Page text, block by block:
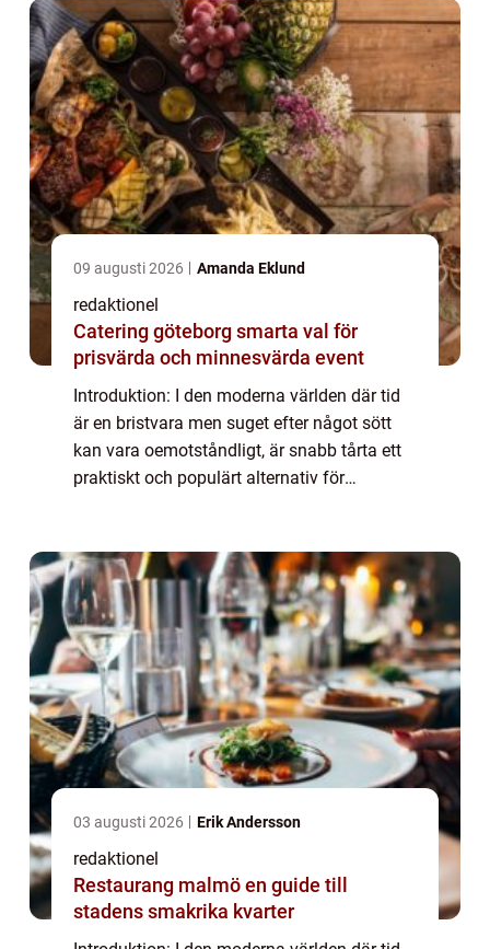
09 augusti 2026 Amanda Eklund
redaktionel
Catering göteborg smarta val för
prisvärda och minnesvärda event
Introduktion: I den moderna världen där tid
är en bristvara men suget efter något sött
kan vara oemotståndligt, är snabb tårta ett
praktiskt och populärt alternativ för
03 augusti 2026 Erik Andersson
redaktionel
Restaurang malmö en guide till
stadens smakrika kvarter